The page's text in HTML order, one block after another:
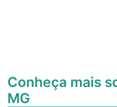
Conheça mais
MG